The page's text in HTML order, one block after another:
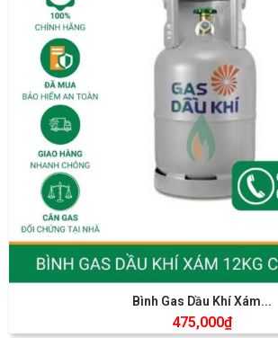
Bình Gas Dầu Khí Xám...
475,000₫